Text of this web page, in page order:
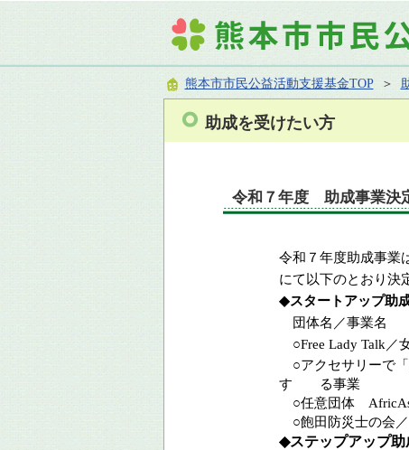
熊本市市民公益活動支援基金TOP＞
助成を受けたい方
令和７年度 助成事業決
令和７年度助成事業
にて以下のとおり決
◆スタートアップ助
団体名／事業名
○Free Lady Talk／
○アクセサリーで「
す る事業
○任意団体
○飽田防災士の会
◆ステップアップ